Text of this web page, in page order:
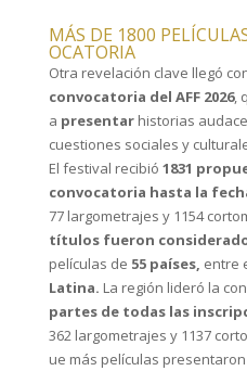
MÁS DE 1800
OCATORIA
Otra revelación clave llegó
convocatoria del AFF 2026,
a presentar historias
cuestiones sociales y
El festival recibió 1831
convocatoria hasta la
77 largometrajes y 1154
títulos fueron
películas de 55 países, entre
Latina. La región lideró la
partes de todas las
362 largometrajes y 1137
ue más películas